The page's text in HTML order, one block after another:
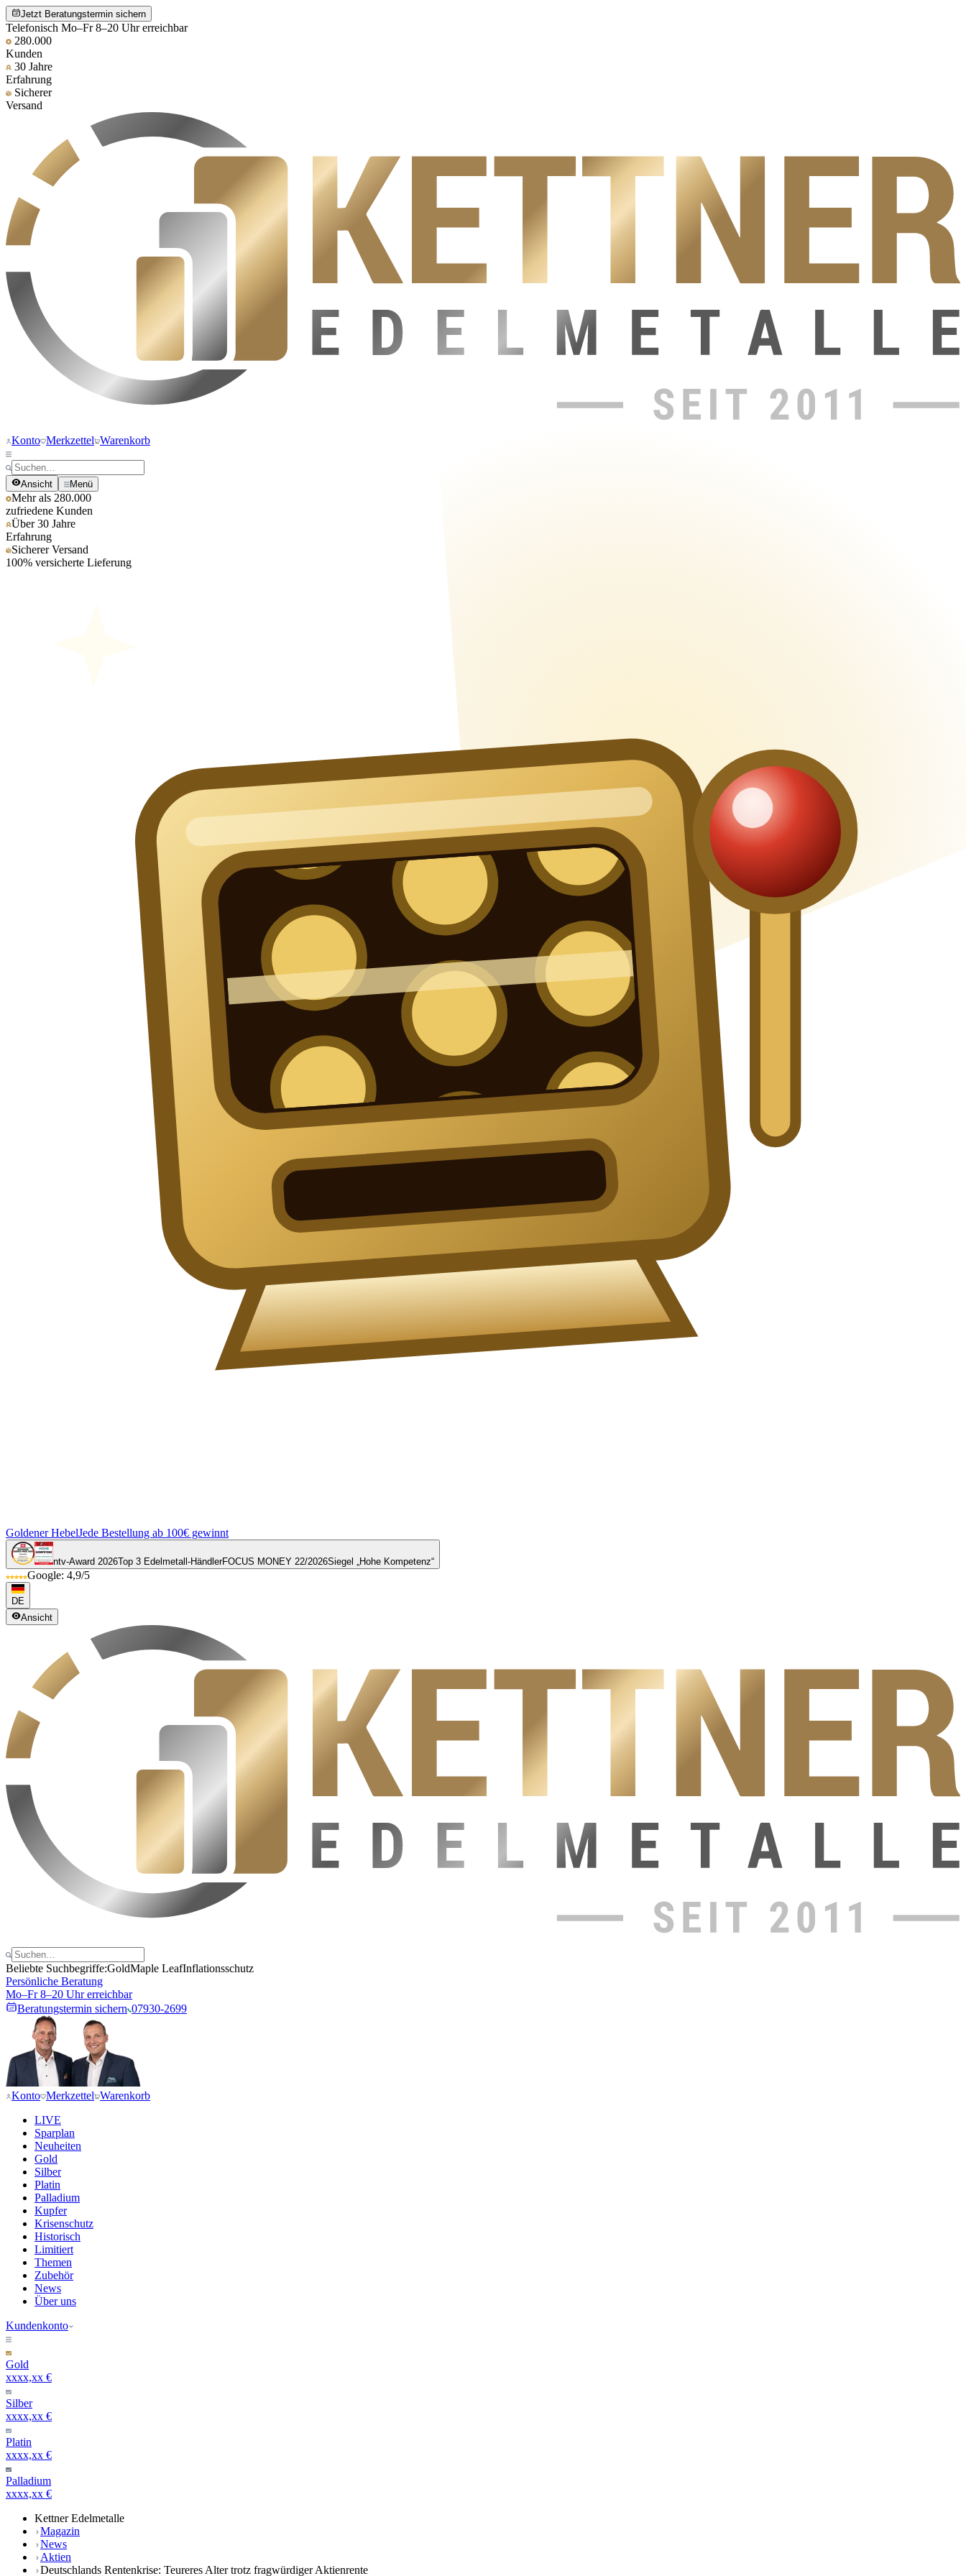
Jetzt Beratungstermin sichern
Telefonisch Mo–Fr 8–20 Uhr erreichbar
280.000
Kunden
30 Jahre
Erfahrung
Sicherer
Versand
Konto Merkzettel Warenkorb
Ansicht Menü
Mehr als 280.000
zufriedene Kunden
Über 30 Jahre
Erfahrung
Sicherer Versand
100% versicherte Lieferung
Goldener HebelJede Bestellung ab 100€ gewinnt
ntv-Award 2026Top 3 Edelmetall-HändlerFOCUS MONEY 22/2026Siegel „Hohe Kompetenz“
Google: 4,9/5
DE
Ansicht
Beliebte Suchbegriffe:GoldMaple LeafInflationsschutz
Persönliche Beratung
Mo–Fr 8–20 Uhr erreichbar
Beratungstermin sichern 07930-2699
Konto Merkzettel Warenkorb
LIVE
Sparplan
Neuheiten
Gold
Silber
Platin
Palladium
Kupfer
Krisenschutz
Historisch
Limitiert
Themen
Zubehör
News
Über uns
Kundenkonto
Gold
xxxx,xx €
Silber
xxxx,xx €
Platin
xxxx,xx €
Palladium
xxxx,xx €
Kettner Edelmetalle
Magazin
News
Aktien
Deutschlands Rentenkrise: Teureres Alter trotz fragwürdiger Aktienrente